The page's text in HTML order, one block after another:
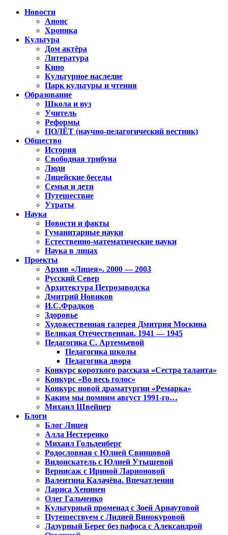
Новости
Анонс
Хроника
Культура
Дом актёра
Литература
Кино
Культурное наследие
Парк культуры и чтения
Образование
Школа и вуз
Учитель
Реформы
ПОЛЁТ (научно-педагогический вестник)
Общество
История
Свободная трибуна
Люди
Лицейские беседы
Семья и дети
Путешествие
Утраты
Наука
Новости и факты
Гуманитарные науки
Естественно-математические науки
Наука в лицах
Проекты
Архив «Лицея». 2000 — 2003
Русский Север
Архитектура Петрозаводска
Дмитрий Новиков
И.С.Фрадков
Здоровье
Художественная галерея Дмитрия Москина
Великая Отечественная. 1941 — 1945
Педагогика С. Артемьевой
Педагогика школы
Педагогика двора
Конкурс короткого рассказа «Сестра таланта»
Конкурс «Во весь голос»
Конкурс новой драматургии «Ремарка»
Каким мы помним август 1991-го…
Михаил Швейцер
Блоги
Блог Лицея
Алла Нестеренко
Михаил Гольденберг
Родословная с Юлией Свинцовой
Видоискатель с Юлией Утышевой
Вернисаж с Ириной Ларионовой
Валентина Калачёва. Впечатления
Лариса Хенинен
Олег Гальченко
Культурный променад с Зоей Арнаутовой
Путешествуем с Лидией Винокуровой
Лазурный Берег без пафоса с Александрой